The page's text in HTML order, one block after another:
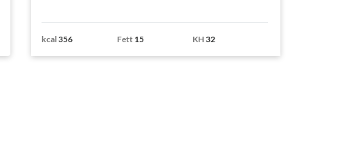
kcal356 Fett 15 KH32